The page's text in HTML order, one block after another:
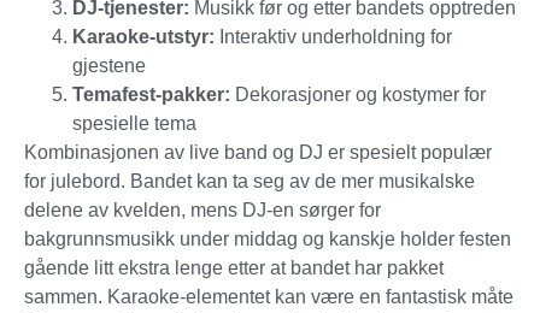
DJ-tjenester: Musikk før og etter bandets opptreden
Karaoke-utstyr: Interaktiv underholdning for
gjestene
Temafest-pakker: Dekorasjoner og kostymer for
spesielle tema
Kombinasjonen av live band og DJ er spesielt populær
for julebord. Bandet kan ta seg av de mer musikalske
delene av kvelden, mens DJ-en sørger for
bakgrunnsmusikk under middag og kanskje holder festen
gående litt ekstra lenge etter at bandet har pakket
sammen. Karaoke-elementet kan være en fantastisk måte